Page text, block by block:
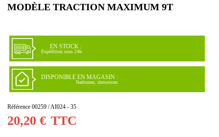
MODÈLE TRACTION MAXIMUM 9T
EN STOCK :
Expédition sous 24h
DISPONIBLE EN MAGASIN :
Narbonne, showroom
Référence 00259 / AI024 - 35
20,20 € TTC